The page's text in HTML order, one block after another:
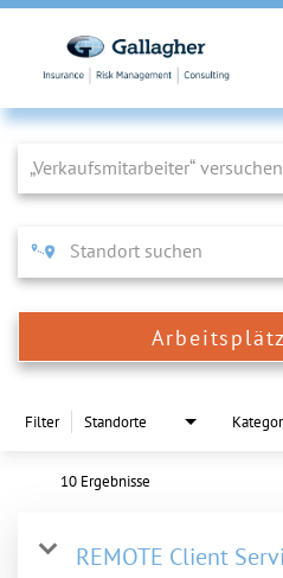
Job Search Page
Filter Standorte
10 Ergebnisse
REMOTE Client